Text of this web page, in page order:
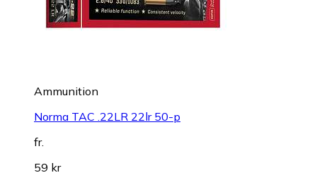
Ammunition
Norma TAC .22LR 22lr 50-p
fr.
59 kr